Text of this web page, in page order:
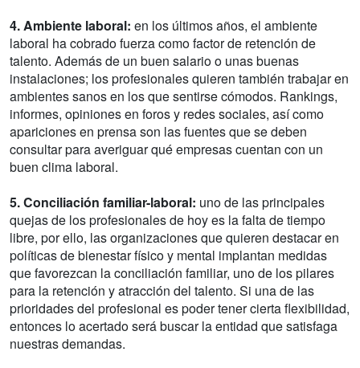
4. Ambiente laboral: en los últimos años, el ambiente
laboral ha cobrado fuerza como factor de retención de
talento. Además de un buen salario o unas buenas
instalaciones; los profesionales quieren también trabajar en
ambientes sanos en los que sentirse cómodos. Rankings,
informes, opiniones en foros y redes sociales, así como
apariciones en prensa son las fuentes que se deben
consultar para averiguar qué empresas cuentan con un
buen clima laboral.
5. Conciliación familiar-laboral: uno de las principales
quejas de los profesionales de hoy es la falta de tiempo
libre, por ello, las organizaciones que quieren destacar en
políticas de bienestar físico y mental implantan medidas
que favorezcan la conciliación familiar, uno de los pilares
para la retención y atracción del talento. Si una de las
prioridades del profesional es poder tener cierta flexibilidad,
entonces lo acertado será buscar la entidad que satisfaga
nuestras demandas.